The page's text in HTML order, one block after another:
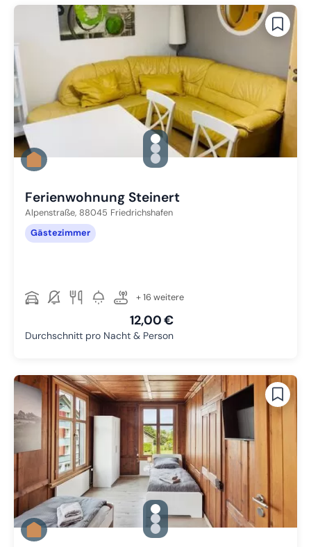
gallery.slide_selector
Zu Slide 1 wechseln
Zu Slide 2 wechseln
Zu Slide 3 wechseln
Ferienwohnung Steinert
Alpenstraße, 88045 Friedrichshafen
Gästezimmer
+ 16 weitere
12,00 €
Durchschnitt pro Nacht & Person
gallery.slide_selector
Zu Slide 1 wechseln
Zu Slide 2 wechseln
Zu Slide 3 wechseln